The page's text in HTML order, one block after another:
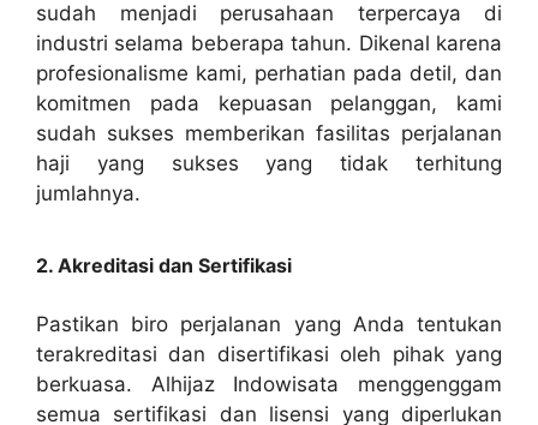
sudah menjadi perusahaan terpercaya di
industri selama beberapa tahun. Dikenal karena
profesionalisme kami, perhatian pada detil, dan
komitmen pada kepuasan pelanggan, kami
sudah sukses memberikan fasilitas perjalanan
haji yang sukses yang tidak terhitung
jumlahnya.
2. Akreditasi dan Sertifikasi
Pastikan biro perjalanan yang Anda tentukan
terakreditasi dan disertifikasi oleh pihak yang
berkuasa. Alhijaz Indowisata menggenggam
semua sertifikasi dan lisensi yang diperlukan